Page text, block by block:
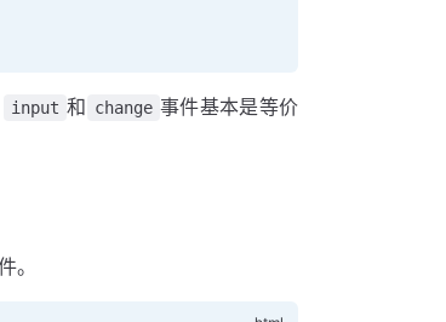
input 和 change 事件基本是等价
。